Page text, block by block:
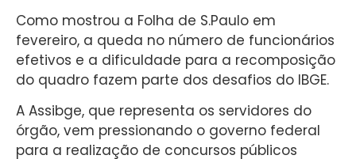
Como mostrou a Folha de S.Paulo em
fevereiro, a queda no número de funcionários
efetivos e a dificuldade para a recomposição
do quadro fazem parte dos desafios do IBGE.
A Assibge, que representa os servidores do
órgão, vem pressionando o governo federal
para a realização de concursos públicos